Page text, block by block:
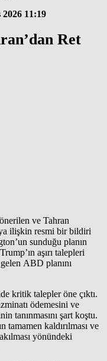
2026 11:19
Ret
ve Tahran
ilişkin resmi bir bildiri
sunduğu planın
aşırı talepleri
gelen ABD planını
kritik talepler öne çıktı.
ödemesini ve
tanınmasını şart koştu.
tamamen kaldırılması ve
yönündeki